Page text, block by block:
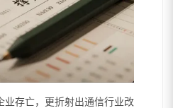
业存亡，更折射出通信行业改